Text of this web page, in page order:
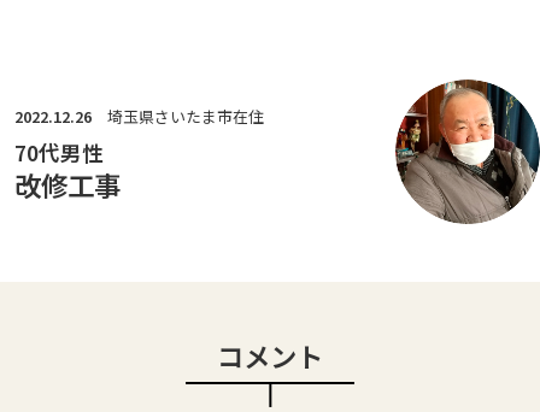
2022.12.26 埼玉県さいたま市在住
70代男性
改修工事
コメント